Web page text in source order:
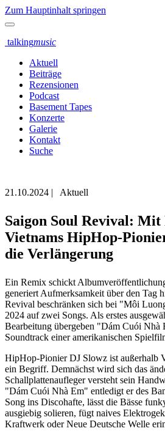
Zum Hauptinhalt springen
talkingmusic
Aktuell
Beiträge
Rezensionen
Podcast
Basement Tapes
Konzerte
Galerie
Kontakt
Suche
21.10.2024 | Aktuell
Saigon Soul Revival: Mit
Vietnams HipHop-
die Verlängerung
Ein Remix schickt
generiert Aufmerksamkeit über den Tag
Revival beschränken sich bei "Môi
2024 auf zwei Songs. Als erstes
Bearbeitung übergeben "Dám Cuói Nhà
Soundtrack einer amerikanischen
HipHop-Pionier DJ Slowz ist außerhalb
ein Begriff. Demnächst wird sich das
Schallplattenaufleger versteht sein
"Dám Cuói Nhà Em" entledigt er des
Song ins Discohafte, lässt die Bässe
ausgiebig solieren, fügt naives
Kraftwerk oder Neue Deutsche Welle